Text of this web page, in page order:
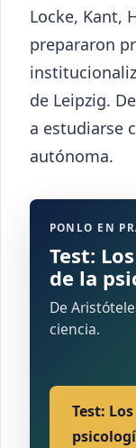
Locke, Kant,
prepararon
de Leipzig.
a estudiarse
autónoma.
PONLO EN
Test:
de la
De
ciencia.
Test: